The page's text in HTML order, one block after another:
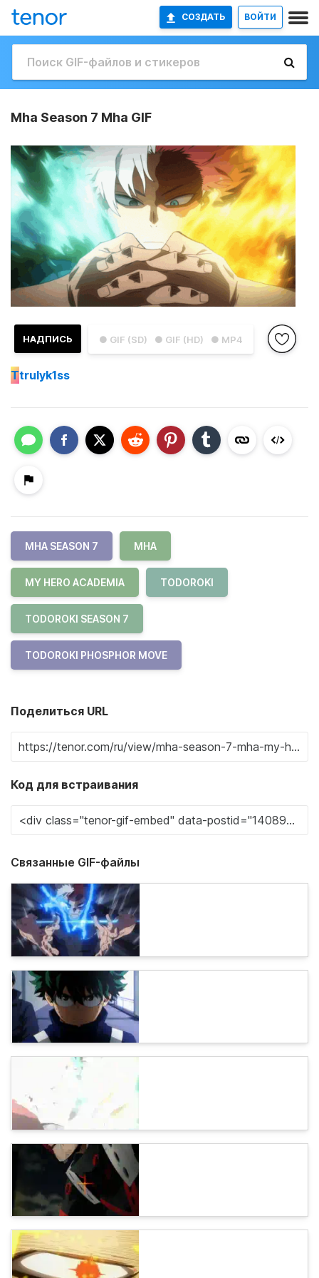
СОЗДАТЬ ВОЙТИ
Mha Season 7 Mha GIF
● GIF (SD) ● GIF (HD) ● MP4
НАДПИСЬ
Ttrulyk1ss
MHA SEASON 7 MHA
MY HERO ACADEMIA TODOROKI
TODOROKI SEASON 7
TODOROKI PHOSPHOR MOVE
Поделиться URL
Код для встраивания
Связанные GIF-файлы